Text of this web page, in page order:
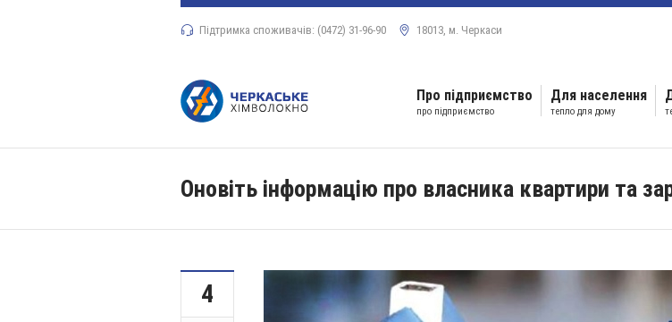
Підтримка споживачів: (0472) 31-96-90 18013, м. Черкаси
Про підприємство
про підприємство
Для населення
тепло для дому
Оновіть інформацію про власника квартири та
4